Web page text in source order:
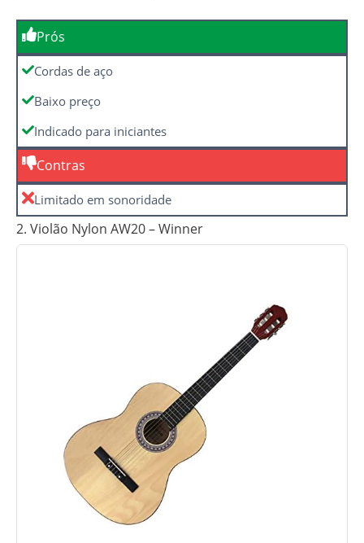
Prós
Cordas de aço
Baixo preço
Indicado para iniciantes
Contras
Limitado em sonoridade
2. Violão Nylon AW20 – Winner